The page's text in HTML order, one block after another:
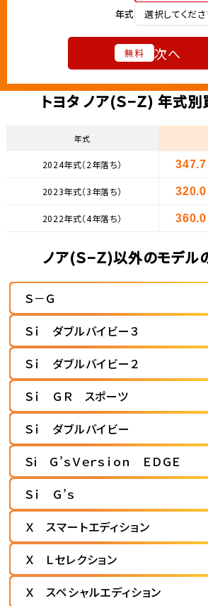
年式
選択してくだ
無料 次へ
トヨタ ノア(Ｓ−Ｚ) 年式
年式
2024年式（2年落ち） 347.7
2023年式（3年落ち） 320.0
2022年式（4年落ち） 360.0
ノア(Ｓ−Ｚ)以外のモデル
Ｓ－Ｇ
Ｓｉ ダブルバイビー３
Ｓｉ ダブルバイビー２
Ｓｉ ＧＲ スポーツ
Ｓｉ ダブルバイビー
Ｓi Ｇ’ｓＶｅｒｓｉｏｎ ＥＤＧＥ
Ｓｉ Ｇ’ｓ
Ｘ スマートエディション
Ｘ Ｌセレクション
Ｘ スペシャルエディション